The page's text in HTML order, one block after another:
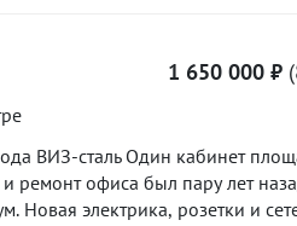
форма — стены ровные,
расставить столы,
на ваш бизнес. ????
не будет давить. ???? 2
вообще не включать лампы.
летом прохлада, зимой (в паре
тепло! Отопление мощное, в
1 650 000 ₽
ВИЗ-сталь Один кабинет
ремонт офиса был пару лет
Новая электрика, розетки и